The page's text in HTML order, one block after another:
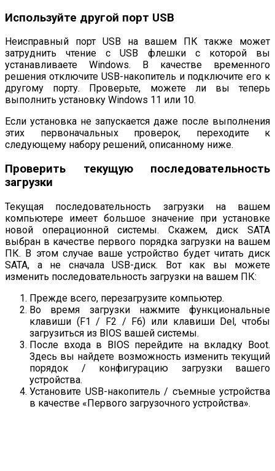
Используйте другой порт USB
Неисправный порт USB на вашем ПК также может
затруднить чтение с USB флешки c которой вы
устанавливаете Windows. В качестве временного
решения отключите USB-накопитель и подключите его к
другому порту. Проверьте, можете ли вы теперь
выполнить установку Windows 11 или 10.
Если установка не запускается даже после выполнения
этих первоначальных проверок, переходите к
следующему набору решений, описанному ниже.
Проверить текущую последовательность
загрузки
Текущая последовательность загрузки на вашем
компьютере имеет большое значение при установке
новой операционной системы. Скажем, диск SATA
выбран в качестве первого порядка загрузки на вашем
ПК. В этом случае ваше устройство будет читать диск
SATA, а не сначала USB-диск. Вот как вы можете
изменить последовательность загрузки на вашем ПК:
Прежде всего, перезагрузите компьютер.
Во время загрузки нажмите функциональные
клавиши (F1 / F2 / F6) или клавиши Del, чтобы
загрузиться из BIOS вашей системы.
После входа в BIOS перейдите на вкладку Boot.
Здесь вы найдете возможность изменить текущий
порядок / конфигурацию загрузки вашего
устройства.
Установите USB-накопитель / съемные устройства
в качестве «Первого загрузочного устройства».